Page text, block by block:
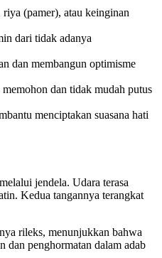
(pamer), atau keinginan
dari tidak adanya
dan membangun optimisme
dan tidak mudah putus
menciptakan suasana hati
jendela. Udara terasa
Kedua tangannya terangkat
rileks, menunjukkan bahwa
dan penghormatan dalam adab